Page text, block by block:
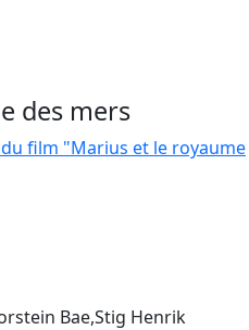
des mers
du film "Marius et le royaume
Bae,Stig Henrik